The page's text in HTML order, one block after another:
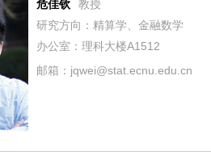
危佳钦
教授
研究方向：精算学、金融数学
办公室：理科大楼A1512
邮箱：jqwei@stat.ecnu.edu.cn